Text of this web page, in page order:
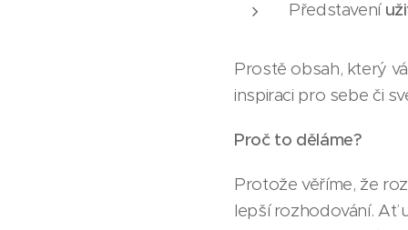
Představení
Prostě obsah, který
inspiraci pro sebe či
Proč to děláme?
Protože věříme, že
lepší rozhodování. Ať